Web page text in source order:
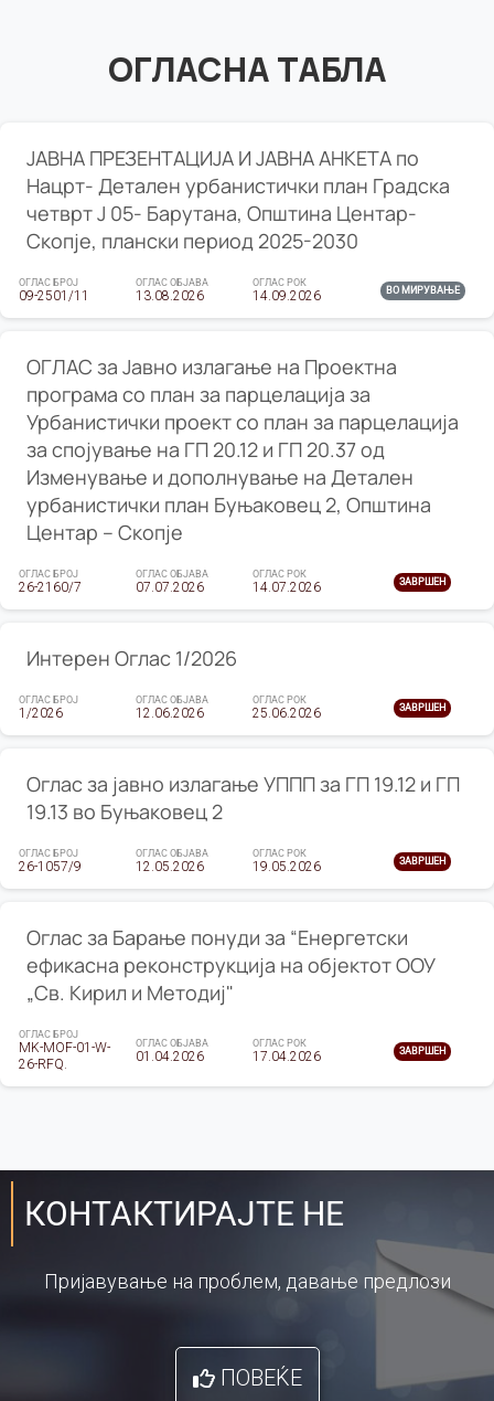
ОГЛАСНА ТАБЛА
ЈАВНА ПРЕЗЕНТАЦИЈА И ЈАВНА АНКЕТА по
Нацрт- Детален урбанистички план Градска
четврт Ј 05- Барутана, Општина Центар-
Скопје, плански период 2025-2030
ОГЛАС БРОЈ
09-2501/11
ОГЛАС ОБЈАВА
13.08.2026
ОГЛАС РОК
14.09.2026 ВО МИРУВАЊЕ
ОГЛАС за Јавно излагање на Проектна
програма со план за парцелација за
Урбанистички проект со план за парцелација
за спојување на ГП 20.12 и ГП 20.37 од
Изменување и дополнување на Детален
урбанистички план Буњаковец 2, Општина
Центар – Скопје
ОГЛАС БРОЈ
26-2160/7
ОГЛАС ОБЈАВА
07.07.2026
ОГЛАС РОК
14.07.2026 ЗАВРШЕН
Интерен Оглас 1/2026
ОГЛАС БРОЈ
1/2026
ОГЛАС ОБЈАВА
12.06.2026
ОГЛАС РОК
25.06.2026 ЗАВРШЕН
Оглас за јавно излагање УППП за ГП 19.12 и ГП
19.13 во Буњаковец 2
ОГЛАС БРОЈ
26-1057/9
ОГЛАС ОБЈАВА
12.05.2026
ОГЛАС РОК
19.05.2026 ЗАВРШЕН
Оглас за Барање понуди за “Енергетски
ефикасна реконструкција на објектот ООУ
„Св. Кирил и Методиј"
ОГЛАС БРОЈ
MK-MOF-01-W-
26-RFQ.
ОГЛАС ОБЈАВА
01.04.2026
ОГЛАС РОК
17.04.2026 ЗАВРШЕН
КОНТАКТИРАЈТЕ НЕ
Пријавување на проблем, давање предлози
ПОВЕЌЕ